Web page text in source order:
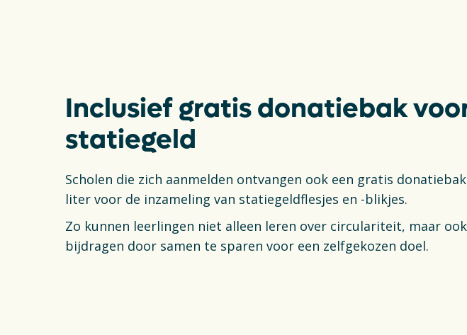
Inclusief gratis donatiebak
statiegeld
Scholen die zich aanmelden ontvangen ook een gratis
liter voor de inzameling van statiegeldflesjes en -blikjes.
Zo kunnen leerlingen niet alleen leren over circulariteit, maar
bijdragen door samen te sparen voor een zelfgekozen doel.